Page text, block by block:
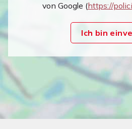
von Google (https://
Ich bin